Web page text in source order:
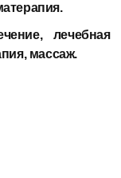
лечебная
массаж.